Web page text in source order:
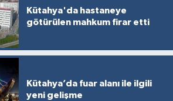
Kütahya'da hastaneye
götürülen mahkum firar etti
Kütahya’da fuar alanı ile ilgili
yeni gelişme